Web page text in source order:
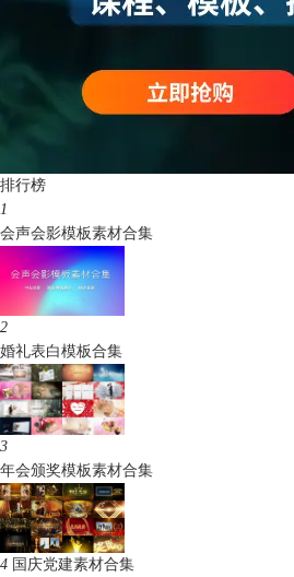
排行榜
1
会声会影模板素材合集
2
婚礼表白模板合集
3
年会颁奖模板素材合集
4 国庆党建素材合集